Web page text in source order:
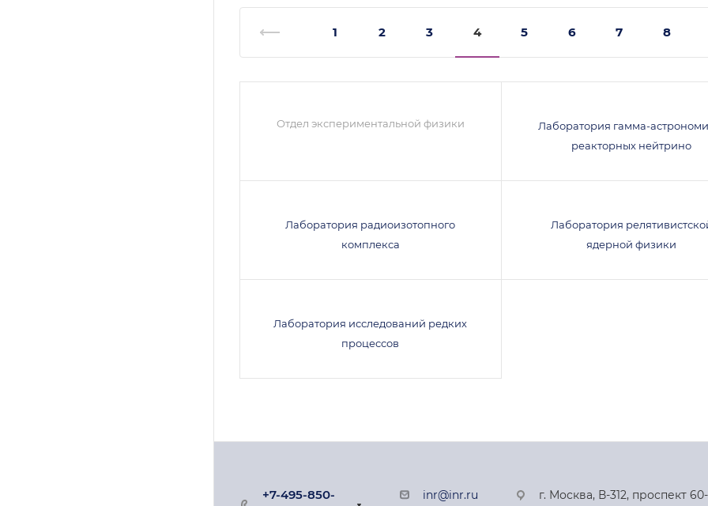
1 2 3 4 5 6 7 8
Отдел экспериментальной физики
Лаборатория гамма-
реакторных нейтрино
Лаборатория радиоизотопного
комплекса
Лаборатория
ядерной физики
Лаборатория исследований редких
процессов
+7-495-850- inr@inr.ru
г. Москва, В-312, проспект